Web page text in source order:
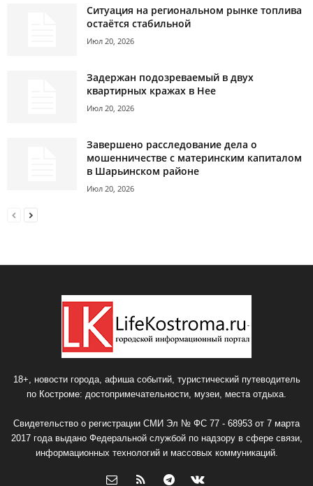
Ситуация на региональном рынке топлива
остаётся стабильной
Июл 20, 2026
Задержан подозреваемый в двух
квартирных кражах в Нее
Июл 20, 2026
Завершено расследование дела о
мошенничестве с материнским капиталом
в Шарьинском районе
Июл 20, 2026
18+, новости города, афиша событий, туристический путеводитель
по Костроме: достопримечательности, музеи, места отдыха.
Свидетельство о регистрации СМИ Эл № ФС 77 - 68953 от 7 марта
2017 года выдано Федеральной службой по надзору в сфере связи,
информационных технологий и массовых коммуникаций.